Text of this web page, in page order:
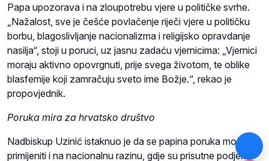
Papa upozorava i na zloupotrebu vjere u političke svrhe.
„Nažalost, sve je češće povlačenje riječi vjere u političku
borbu, blagoslivljanje nacionalizma i religijsko opravdanje
nasilja“, stoji u poruci, uz jasnu zadaću vjernicima: „Vjernici
moraju aktivno opovrgnuti, prije svega životom, te oblike
blasfemije koji zamračuju sveto ime Božje.“, rekao je
propovjednik.
Poruka mira za hrvatsko društvo
Nadbiskup Uzinić istaknuo je da se papina poruka može
primijeniti i na nacionalnu razinu, gdje su prisutne podjele,